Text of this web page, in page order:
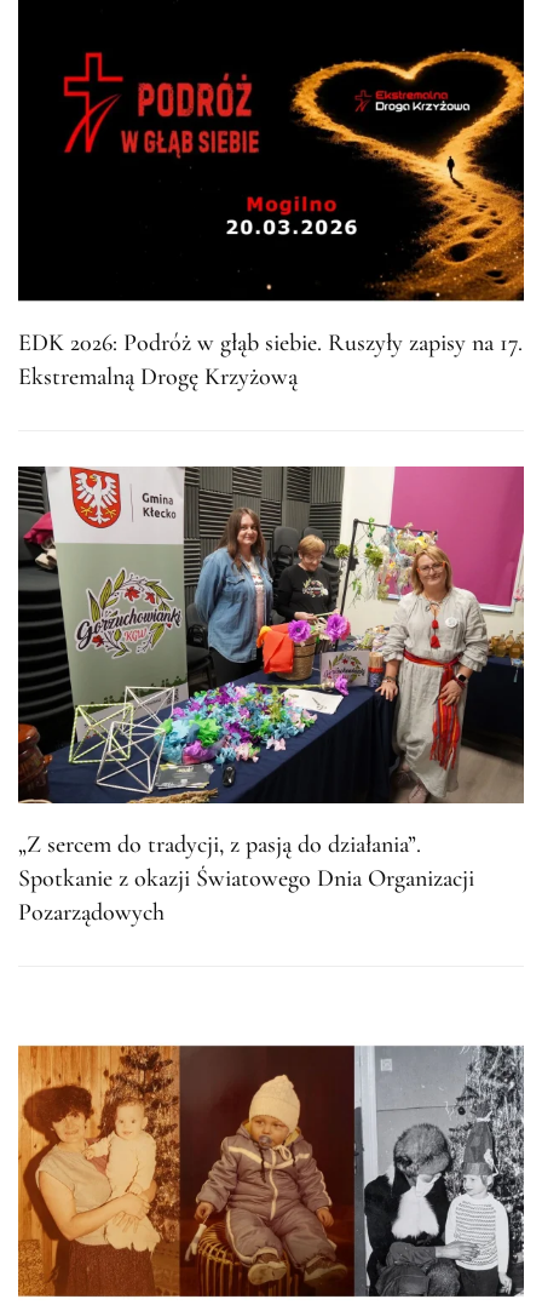
EDK 2026: Podróż w głąb siebie. Ruszyły zapisy na 17.
Ekstremalną Drogę Krzyżową
„Z sercem do tradycji, z pasją do działania”.
Spotkanie z okazji Światowego Dnia Organizacji
Pozarządowych